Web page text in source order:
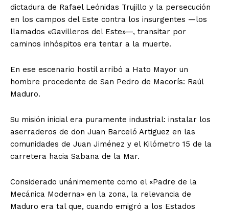
dictadura de Rafael Leónidas Trujillo y la persecución
en los campos del Este contra los insurgentes —los
llamados «Gavilleros del Este»—, transitar por
caminos inhóspitos era tentar a la muerte.
En ese escenario hostil arribó a Hato Mayor un
hombre procedente de San Pedro de Macorís: Raúl
Maduro.
Su misión inicial era puramente industrial: instalar los
aserraderos de don Juan Barceló Artiguez en las
comunidades de Juan Jiménez y el Kilómetro 15 de la
carretera hacia Sabana de la Mar.
Considerado unánimemente como el «Padre de la
Mecánica Moderna» en la zona, la relevancia de
Maduro era tal que, cuando emigró a los Estados